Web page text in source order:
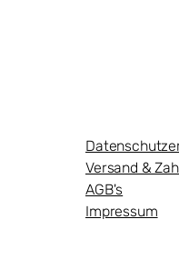
Versand &
AGB's
Impressum